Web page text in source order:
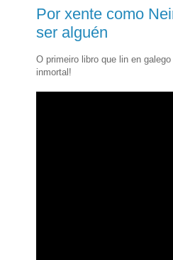
Por xente como
ser alguén
O primeiro libro que lin en galego
inmortal!